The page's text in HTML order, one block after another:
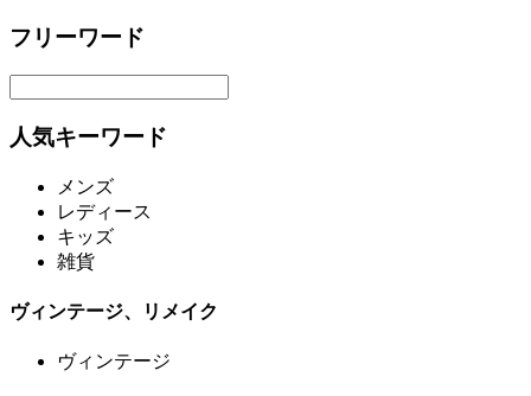
フリーワード
人気キーワード
メンズ
レディース
キッズ
雑貨
ヴィンテージ、リメイク
ヴィンテージ